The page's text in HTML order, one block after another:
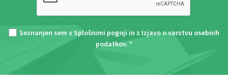
Seznanjen sem s Splošnimi pogoji in z Izjavo o varstvu osebnih
podatkov. *